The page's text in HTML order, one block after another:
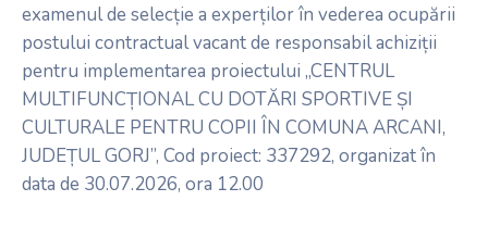
examenul de selecție a experților în vederea ocupării
postului contractual vacant de responsabil achiziții
pentru implementarea proiectului „CENTRUL
MULTIFUNCȚIONAL CU DOTĂRI SPORTIVE ȘI
CULTURALE PENTRU COPII ÎN COMUNA ARCANI,
JUDEȚUL GORJ”, Cod proiect: 337292, organizat în
data de 30.07.2026, ora 12.00